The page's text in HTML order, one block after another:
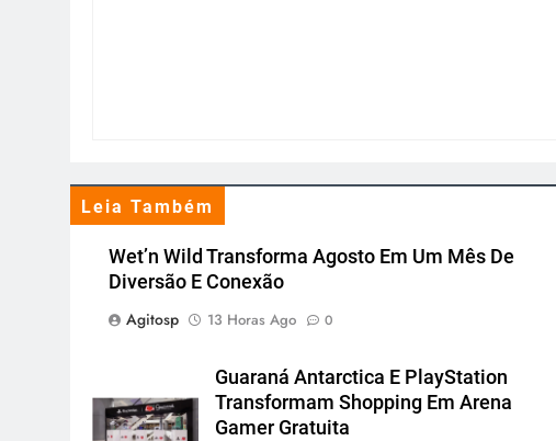
Leia Também
Wet’n Wild Transforma Agosto Em Um Mês De
Diversão E Conexão
Agitosp
13 Horas Ago 0
Guaraná Antarctica E PlayStation
Transformam Shopping Em Arena
Gamer Gratuita